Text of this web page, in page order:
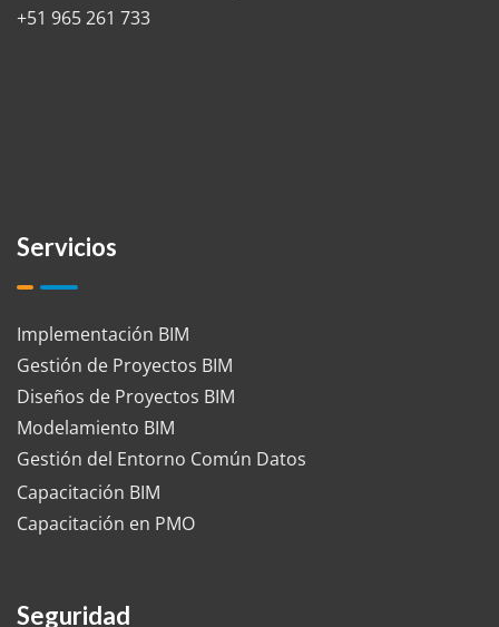
+51 965 261 733
Servicios
Implementación BIM
Gestión de Proyectos BIM
Diseños de Proyectos BIM
Modelamiento BIM
Gestión del Entorno Común Datos
Capacitación BIM
Capacitación en PMO
Seguridad